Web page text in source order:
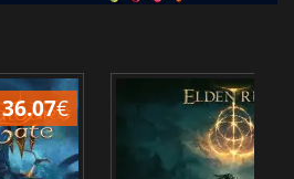
36.07€